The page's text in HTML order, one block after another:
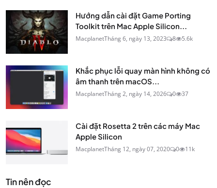
Hướng dẫn cài đặt Game Porting
Toolkit trên Mac Apple Silicon...
MacplanetTháng 6, ngày 13, 2023 8 5.6k
Khắc phục lỗi quay màn hình không có
âm thanh trên macOS...
MacplanetTháng 2, ngày 14, 2026 0 37
Cài đặt Rosetta 2 trên các máy Mac
Apple Silicon
MacplanetTháng 12, ngày 07, 2020 0 11k
Tin nên đọc